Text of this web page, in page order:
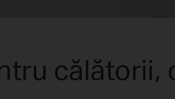
călătorii,